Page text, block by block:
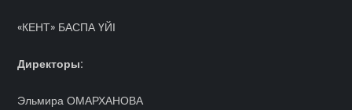
«КЕНТ» БАСПА ҮЙІ
Директоры:
Эльмира ОМАРХАНОВА